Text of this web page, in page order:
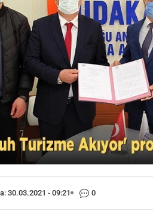
30.03.2021 - 09:21 0